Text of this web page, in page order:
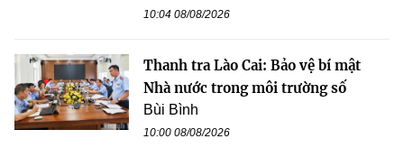
10:04 08/08/2026
Thanh tra Lào Cai: Bảo vệ bí mật
Nhà nước trong môi trường số
Bùi Bình
10:00 08/08/2026